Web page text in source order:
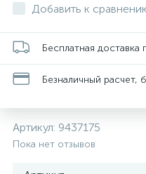
Добавить к
Бесплатная доставка
Безналичный расчет,
Артикул: 9437175
Пока нет отзывов